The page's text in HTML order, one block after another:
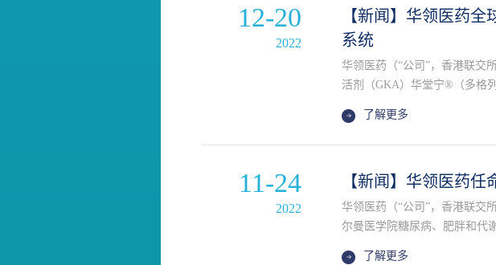
12-20
2022
【新闻】华领医药
系统
华领医药（“公司”，香港联交
活剂（GKA）华堂宁®（多格
为A10BX18。2023年1月，该
了解更多
11-24
2022
【新闻】华领医药
华领医药（“公司”，香港联交
尔曼医学院糖尿病、肥胖和代
了解更多